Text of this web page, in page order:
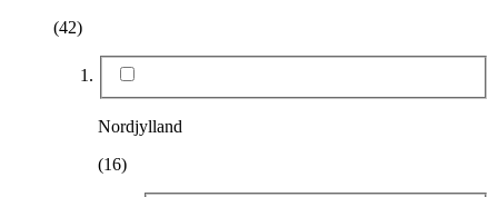
(42)
Nordjylland
(16)